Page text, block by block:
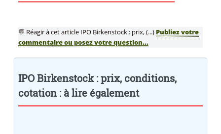
💬 Réagir à cet article IPO Birkenstock : prix, (...) Publiez votre
commentaire ou posez votre question...
IPO Birkenstock : prix, conditions,
cotation : à lire également